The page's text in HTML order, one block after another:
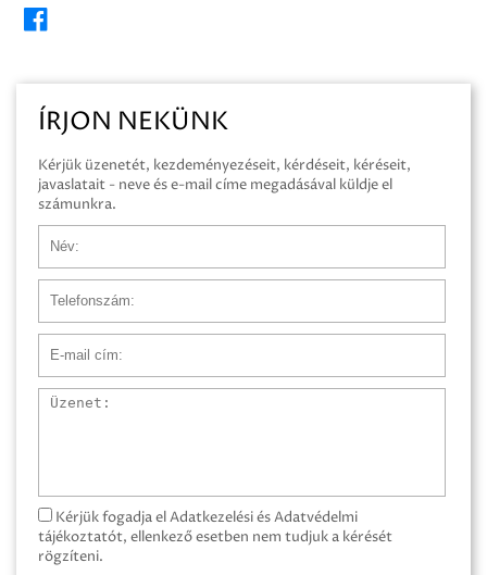
ÍRJON NEKÜNK
Kérjük üzenetét, kezdeményezéseit, kérdéseit, kéréseit,
javaslatait - neve és e-mail címe megadásával küldje el
számunkra.
Név
Telefonszám
E-mail cím
Üzenet
Kérjük fogadja el Adatkezelési és Adatvédelmi
tájékoztatót, ellenkező esetben nem tudjuk a kérését
rögzíteni.